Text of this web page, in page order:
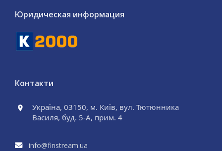
Юридическая информация
Контакти
Україна, 03150, м. Київ, вул. Тютюнника
Василя, буд. 5-А, прим. 4
info@finstream.ua